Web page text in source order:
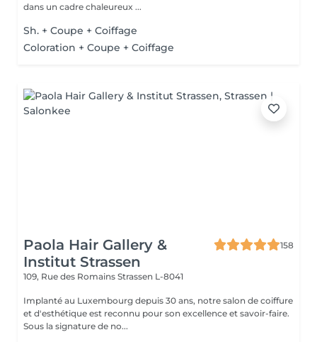
dans un cadre chaleureux ...
Sh. + Coupe + Coiffage
Coloration + Coupe + Coiffage
Paola Hair Gallery &
Institut Strassen
158
109, Rue des Romains Strassen L-8041
Implanté au Luxembourg depuis 30 ans, notre salon de coiffure
et d'esthétique est reconnu pour son excellence et savoir-faire.
Sous la signature de no...